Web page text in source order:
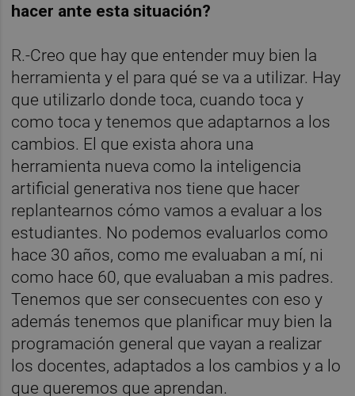
hacer ante esta situación?
R.-Creo que hay que entender muy bien la
herramienta y el para qué se va a utilizar. Hay
que utilizarlo donde toca, cuando toca y
como toca y tenemos que adaptarnos a los
cambios. El que exista ahora una
herramienta nueva como la inteligencia
artificial generativa nos tiene que hacer
replantearnos cómo vamos a evaluar a los
estudiantes. No podemos evaluarlos como
hace 30 años, como me evaluaban a mí, ni
como hace 60, que evaluaban a mis padres.
Tenemos que ser consecuentes con eso y
además tenemos que planificar muy bien la
programación general que vayan a realizar
los docentes, adaptados a los cambios y a lo
que queremos que aprendan.